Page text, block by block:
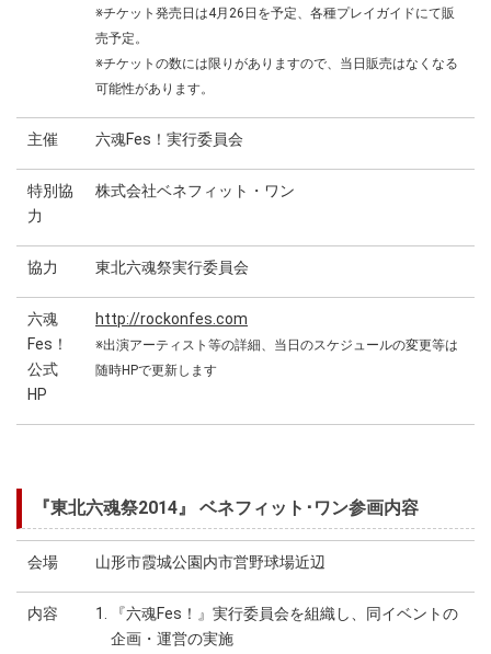
※チケット発売日は4月26日を予定、各種プレイガイドにて販
売予定。
※チケットの数には限りがありますので、当日販売はなくなる
可能性があります。
主催 六魂Fes！実行委員会
特別協
力
株式会社ベネフィット・ワン
協力 東北六魂祭実行委員会
六魂
Fes！
公式
HP
http://rockonfes.com
※出演アーティスト等の詳細、当日のスケジュールの変更等は
随時HPで更新します
『東北六魂祭2014』 ベネフィット･ワン参画内容
会場 山形市霞城公園内市営野球場近辺
内容
1. 『六魂Fes！』実行委員会を組織し、同イベントの
企画・運営の実施